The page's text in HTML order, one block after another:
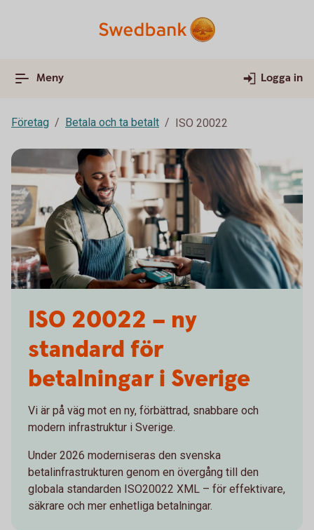
Meny Logga in
Företag Betala och ta betalt ISO 20022
ISO 20022 – ny
standard för
betalningar i Sverige
Vi är på väg mot en ny, förbättrad, snabbare och
modern infrastruktur i Sverige.
Under 2026 moderniseras den svenska
betalinfrastrukturen genom en övergång till den
globala standarden ISO20022 XML – för effektivare,
säkrare och mer enhetliga betalningar.